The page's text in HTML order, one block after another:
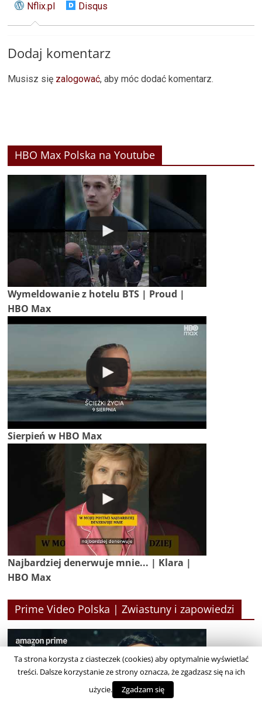
Nflix.pl Disqus
Dodaj komentarz
Musisz się zalogować, aby móc dodać komentarz.
HBO Max Polska na Youtube
Wymeldowanie z hotelu BTS | Proud |
HBO Max
Sierpień w HBO Max
Najbardziej denerwuje mnie... | Klara |
HBO Max
Prime Video Polska | Zwiastuny i zapowiedzi
Ta strona korzysta z ciasteczek (cookies) aby optymalnie wyświetlać
treści. Dalsze korzystanie ze strony oznacza, że zgadzasz się na ich
użycie.
Zgadzam się